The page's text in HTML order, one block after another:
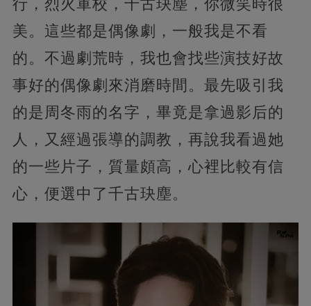
行，烈火軍校，千古玦塵，你微笑時很
美。這些都是偶像劇，一般我是不看
的。不過劇荒時， 我也會找些演技好故
事好的偶像劇來消磨時間。最先吸引我
的是周冬雨的名字，畢竟是拿過影后的
人，又經過張導的調教，再說我看過她
的一些片子，質量頗高，心裡比較有信
心，便選中了千古玦塵。